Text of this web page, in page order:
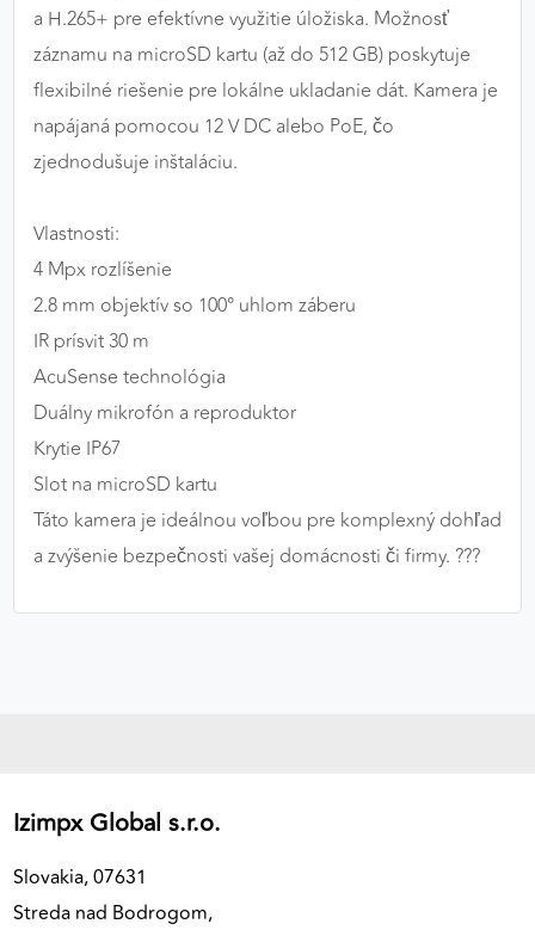
a H.265+ pre efektívne využitie úložiska. Možnosť
záznamu na microSD kartu (až do 512 GB) poskytuje
flexibilné riešenie pre lokálne ukladanie dát. Kamera je
napájaná pomocou 12 V DC alebo PoE, čo
zjednodušuje inštaláciu.
Vlastnosti:
4 Mpx rozlíšenie
2.8 mm objektív so 100° uhlom záberu
IR prísvit 30 m
AcuSense technológia
Duálny mikrofón a reproduktor
Krytie IP67
Slot na microSD kartu
Táto kamera je ideálnou voľbou pre komplexný dohľad
a zvýšenie bezpečnosti vašej domácnosti či firmy. ??️‍?️
Izimpx Global s.r.o.
Slovakia, 07631
Streda nad Bodrogom,